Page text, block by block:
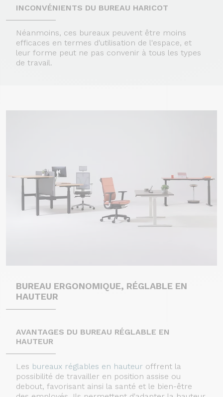
INCONVÉNIENTS DU BUREAU HARICOT
Néanmoins, ces bureaux peuvent être moins
efficaces en termes d'utilisation de l'espace, et
leur forme peut ne pas convenir à tous les types
de travail.
BUREAU ERGONOMIQUE, RÉGLABLE EN
HAUTEUR
AVANTAGES DU BUREAU RÉGLABLE EN
HAUTEUR
Les bureaux réglables en hauteur offrent la
possibilité de travailler en position assise ou
debout, favorisant ainsi la santé et le bien-être